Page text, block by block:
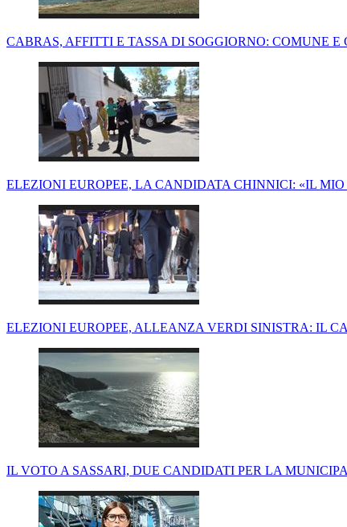
CABRAS, AFFITTI E TASSA DI SOGGIORNO: COMUNE E
ELEZIONI EUROPEE, LA CANDIDATA CHINNICI: «IL
ELEZIONI EUROPEE, ALLEANZA VERDI SINISTRA: IL
IL VOTO A SASSARI, DUE CANDIDATI PER LA